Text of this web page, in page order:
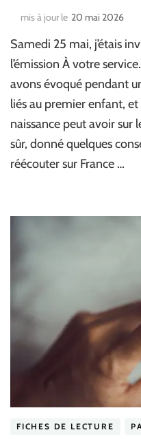
mis à jour le 20 mai 2026
Samedi 25 mai, j’étais
l’émission À votre
avons évoqué pendant
liés au premier enfant,
naissance peut avoir sur
sûr, donné quelques
réécouter sur France …
FICHES DE LECTURE